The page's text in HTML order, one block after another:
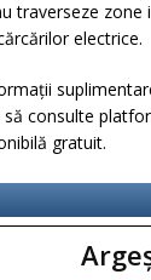
traverseze
electrice.
consulte
gratuit.